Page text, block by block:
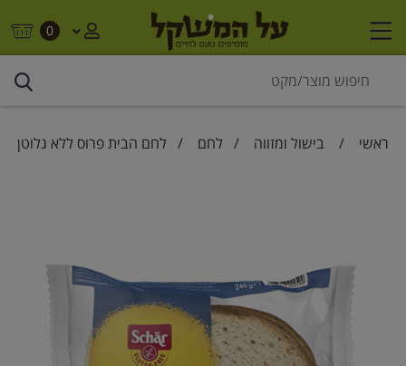
0
ראשי / בישול ומזווה / לחם / לחם הבית פרוס ללא גלוטן